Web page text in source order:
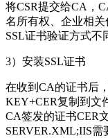
将CSR提交给CA，
名所有权、企业相
SSL证书验证方式不
3）安装SSL证书
在收到CA的证书后
KEY+CER复制到文
CA签发的证书CER
SERVER.XML;IIS需